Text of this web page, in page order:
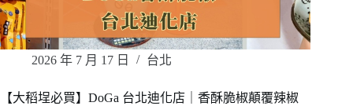
2026 年 7 月 17 日 台北
【大稻埕必買】DoGa 台北迪化店｜香酥脆椒顛覆辣椒